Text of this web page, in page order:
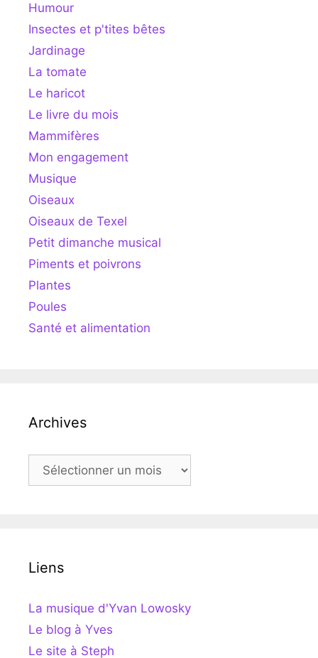
Humour
Insectes et p'tites bêtes
Jardinage
La tomate
Le haricot
Le livre du mois
Mammifères
Mon engagement
Musique
Oiseaux
Oiseaux de Texel
Petit dimanche musical
Piments et poivrons
Plantes
Poules
Santé et alimentation
Archives
Archives
Liens
La musique d'Yvan Lowosky
Le blog à Yves
Le site à Steph